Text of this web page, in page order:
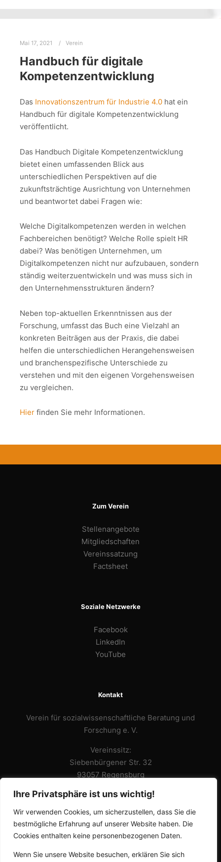
Ihre Privatsphäre ist uns wichtig!
Wir verwenden Cookies, um sicherzustellen, dass Sie die
bestmögliche Erfahrung auf unserer Website haben. Die
Cookies enthalten keine personenbezogenen Daten.
Wenn Sie unsere Website besuchen, erklären Sie sich
Mai 17, 2021 Verein
Handbuch für digitale
Kompetenzentwicklung
Das Innovationszentrum für Industrie 4.0 hat ein
Handbuch für digitale Kompetenzentwicklung
veröffentlicht.
Das Handbuch Digitale Kompetenzentwicklung
bietet einen umfassenden Blick aus
unterschiedlichen Perspektiven auf die
zukunftsträchtige Ausrichtung von Unternehmen
und beantwortet dabei Fragen wie:
Welche Digitalkompetenzen werden in welchen
Fachbereichen benötigt? Welche Rolle spielt HR
dabei? Was benötigen Unternehmen, um
Digitalkompetenzen nicht nur aufzubauen, sondern
ständig weiterzuentwickeln und was muss sich in
den Unternehmensstrukturen ändern?
Neben top-aktuellen Erkenntnissen aus der
Forschung, umfasst das Buch eine Vielzahl an
konkreten Beiträgen aus der Praxis, die dabei
helfen die unterschiedlichen Herangehensweisen
und branchenspezifische Unterschiede zu
verstehen und mit den eigenen Vorgehensweisen
zu vergleichen.
Hier finden Sie mehr Informationen.
Zum Verein
Stellenangebote
Mitgliedschaften
Vereinssatzung
Factsheet
Soziale Netzwerke
Facebook
LinkedIn
YouTube
Kontakt
Verein für sozialwissenschaftliche Beratung und
Forschung e. V.
Vereinssitz:
Siebenbürgener Str. 32
93057 Regensburg
Büro:
Adolf-Schmetzer-Strasse 32
93055 Regensburg
Anfahrt
Email: team@sowibefo-regensburg.de